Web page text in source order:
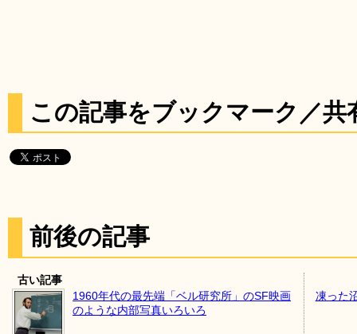
この記事をブックマーク／共
前後の記事
古い記事
1960年代の最先端「ベル研究所」のSF映画
のような内部写真いろいろ
凍った